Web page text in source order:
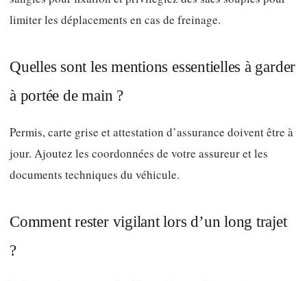
limiter les déplacements en cas de freinage.
Quelles sont les mentions essentielles à garder
à portée de main ?
Permis, carte grise et attestation d’assurance doivent être à
jour. Ajoutez les coordonnées de votre assureur et les
documents techniques du véhicule.
Comment rester vigilant lors d’un long trajet
?